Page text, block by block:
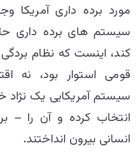
مورد برده داری آمریکا
سیستم های برده داری
کند، اینست که نظام
قومی استوار بود، نه
سیستم آمریکایی یک
انتخاب کرده و آن را –
انسانی بیرون انداختند.